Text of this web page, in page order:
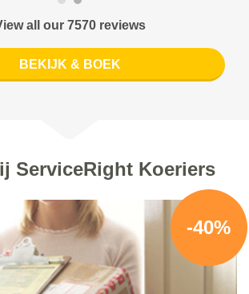
all our 7570 reviews
BEKIJK & BOEK
ServiceRight Koeriers
-40%